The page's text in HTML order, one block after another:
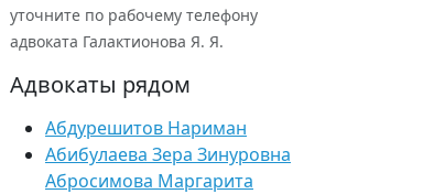
уточните по рабочему телефону
адвоката Галактионова Я. Я.
Адвокаты рядом
Абдурешитов Нариман
Абибулаева Зера Зинуровна
Абросимова Маргарита